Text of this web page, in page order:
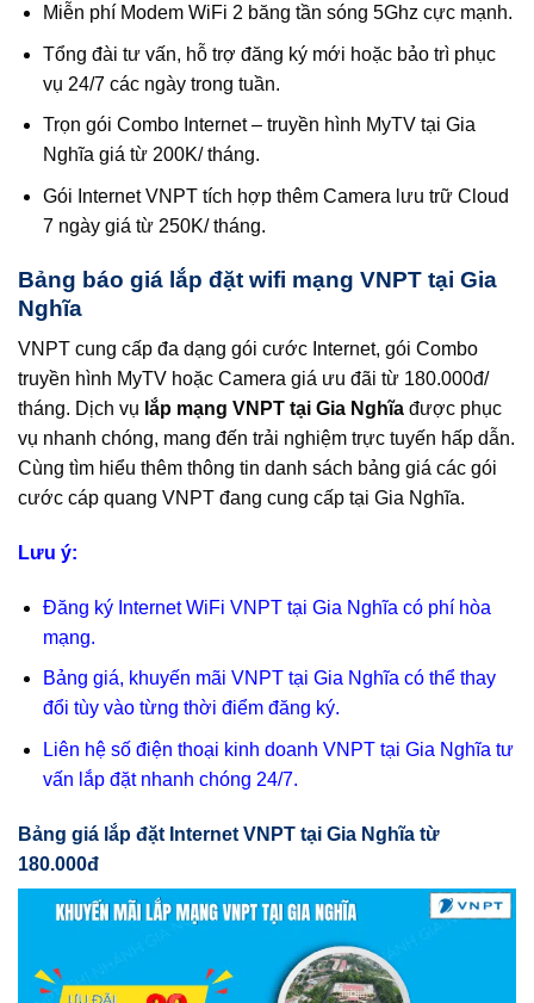
Miễn phí Modem WiFi 2 băng tần sóng 5Ghz cực mạnh.
Tổng đài tư vấn, hỗ trợ đăng ký mới hoặc bảo trì phục
vụ 24/7 các ngày trong tuần.
Trọn gói Combo Internet – truyền hình MyTV tại Gia
Nghĩa giá từ 200K/ tháng.
Gói Internet VNPT tích hợp thêm Camera lưu trữ Cloud
7 ngày giá từ 250K/ tháng.
Bảng báo giá lắp đặt wifi mạng VNPT tại Gia
Nghĩa
VNPT cung cấp đa dạng gói cước Internet, gói Combo
truyền hình MyTV hoặc Camera giá ưu đãi từ 180.000đ/
tháng. Dịch vụ lắp mạng VNPT tại Gia Nghĩa được phục
vụ nhanh chóng, mang đến trải nghiệm trực tuyến hấp dẫn.
Cùng tìm hiểu thêm thông tin danh sách bảng giá các gói
cước cáp quang VNPT đang cung cấp tại Gia Nghĩa.
Lưu ý:
Đăng ký Internet WiFi VNPT tại Gia Nghĩa có phí hòa
mạng.
Bảng giá, khuyến mãi VNPT tại Gia Nghĩa có thể thay
đổi tùy vào từng thời điểm đăng ký.
Liên hệ số điện thoại kinh doanh VNPT tại Gia Nghĩa tư
vấn lắp đặt nhanh chóng 24/7.
Bảng giá lắp đặt Internet VNPT tại Gia Nghĩa từ
180.000đ